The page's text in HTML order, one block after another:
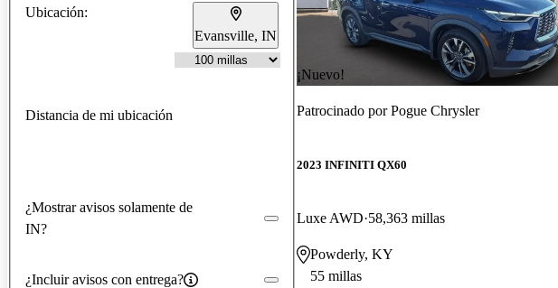
Ubicación:
Evansville, IN
Distancia de mi ubicación
¿Mostrar avisos solamente de
IN?
¿Incluir avisos con entrega?
¡Nuevo!
Patrocinado porPogue Chrysler
2023 INFINITI QX60
Luxe AWD 58,363 millas
Powderly, KY
55 millas